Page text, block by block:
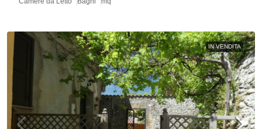
IN VENDITA